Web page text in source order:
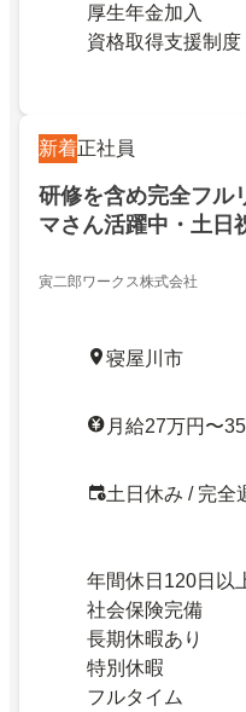
厚生年金加入
資格取得支援制度
新着正社員
研修を含め完全フル
マさん活躍中・土日
寅二郎ワークス株式会社
寝屋川市
月給27万円〜
土日休み / 完全
年間休日120日以
社会保険完備
長期休暇あり
特別休暇
フルタイム